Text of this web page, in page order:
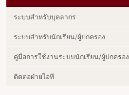
ระบบสำหรับบุคลากร
ระบบสำหรับนักเรียน/ผู้ปกครอง
คู่มือการใช้งานระบบนักเรียน/ผู้ปกครอง
ติดต่อฝ่ายไอที